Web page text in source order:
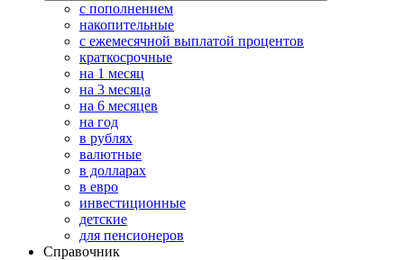
с пополнением
накопительные
с ежемесячной выплатой процентов
краткосрочные
на 1 месяц
на 3 месяца
на 6 месяцев
на год
в рублях
валютные
в долларах
в евро
инвестиционные
детские
для пенсионеров
Справочник